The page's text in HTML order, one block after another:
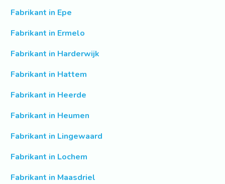
Fabrikant in Epe
Fabrikant in Ermelo
Fabrikant in Harderwijk
Fabrikant in Hattem
Fabrikant in Heerde
Fabrikant in Heumen
Fabrikant in Lingewaard
Fabrikant in Lochem
Fabrikant in Maasdriel